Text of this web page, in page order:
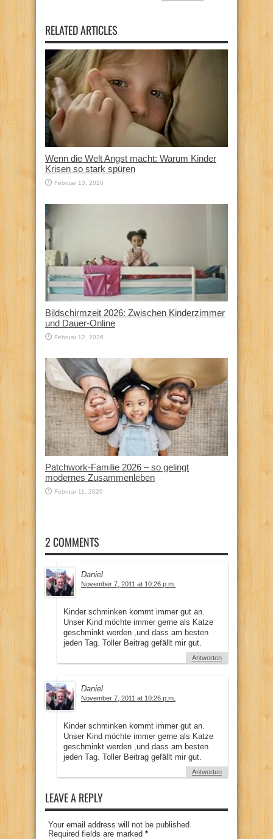
RELATED ARTICLES
Wenn die Welt Angst macht: Warum Kinder
Krisen so stark spüren
Februar 13, 2026
Bildschirmzeit 2026: Zwischen Kinderzimmer
und Dauer-Online
Februar 12, 2026
Patchwork-Familie 2026 – so gelingt
modernes Zusammenleben
Februar 11, 2026
2 COMMENTS
Daniel
November 7, 2011 at 10:26 p.m.
Kinder schminken kommt immer gut an.
Unser Kind möchte immer gerne als Katze
geschminkt werden ,und dass am besten
jeden Tag. Toller Beitrag gefällt mir gut.
Antworten
Daniel
November 7, 2011 at 10:26 p.m.
Kinder schminken kommt immer gut an.
Unser Kind möchte immer gerne als Katze
geschminkt werden ,und dass am besten
jeden Tag. Toller Beitrag gefällt mir gut.
Antworten
LEAVE A REPLY
Your email address will not be published.
Required fields are marked *